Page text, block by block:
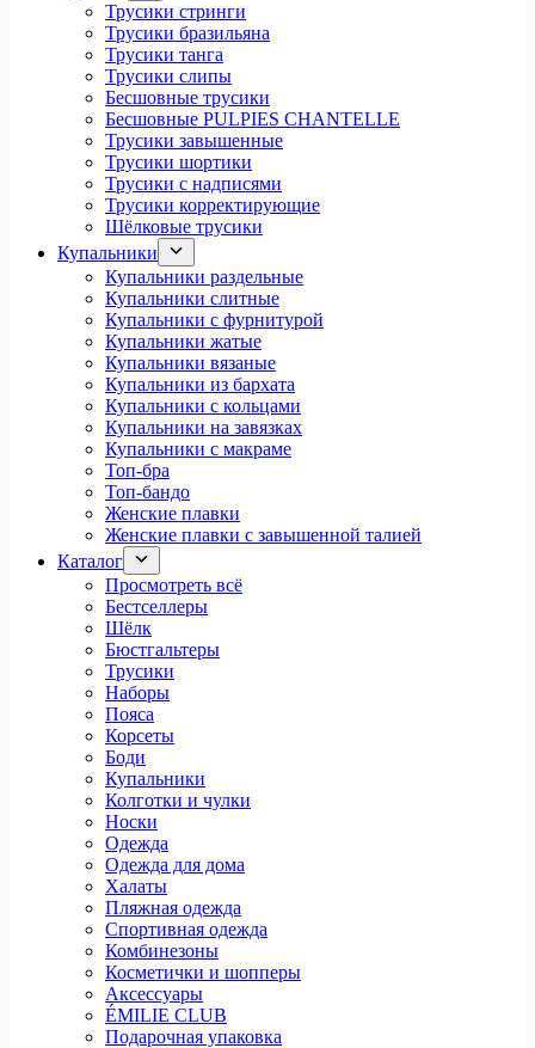
Трусики стринги
Трусики бразильяна
Трусики танга
Трусики слипы
Бесшовные трусики
Бесшовные PULPIES CHANTELLE
Трусики завышенные
Трусики шортики
Трусики с надписями
Трусики корректирующие
Шёлковые трусики
Купальники
Купальники раздельные
Купальники слитные
Купальники с фурнитурой
Купальники жатые
Купальники вязаные
Купальники из бархата
Купальники с кольцами
Купальники на завязках
Купальники с макраме
Топ-бра
Топ-бандо
Женские плавки
Женские плавки с завышенной талией
Каталог
Просмотреть всё
Бестселлеры
Шёлк
Бюстгальтеры
Трусики
Наборы
Пояса
Корсеты
Боди
Купальники
Колготки и чулки
Носки
Одежда
Одежда для дома
Халаты
Пляжная одежда
Спортивная одежда
Комбинезоны
Косметички и шопперы
Аксессуары
ÉMILIE CLUB
Подарочная упаковка